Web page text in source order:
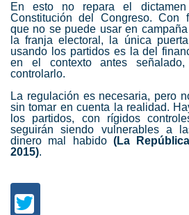
En esto no repara el
Constitución del Congreso. Con
que no se puede usar en
la franja electoral, la única
usando los partidos es la del
en el contexto antes
controlarlo.
La regulación es necesaria, pero
sin tomar en cuenta la realidad.
los partidos, con rígidos
seguirán siendo vulnerables a
dinero mal habido (La
2015).